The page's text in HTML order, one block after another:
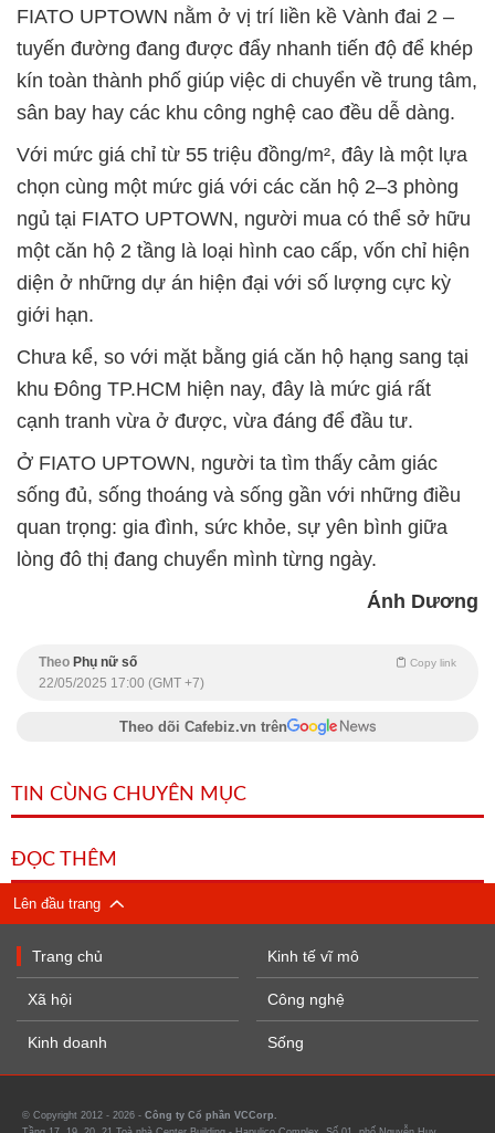
FIATO UPTOWN nằm ở vị trí liền kề Vành đai 2 –
tuyến đường đang được đẩy nhanh tiến độ để khép
kín toàn thành phố giúp việc di chuyển về trung tâm,
sân bay hay các khu công nghệ cao đều dễ dàng.
Với mức giá chỉ từ 55 triệu đồng/m², đây là một lựa
chọn cùng một mức giá với các căn hộ 2–3 phòng
ngủ tại FIATO UPTOWN, người mua có thể sở hữu
một căn hộ 2 tầng là loại hình cao cấp, vốn chỉ hiện
diện ở những dự án hiện đại với số lượng cực kỳ
giới hạn.
Chưa kể, so với mặt bằng giá căn hộ hạng sang tại
khu Đông TP.HCM hiện nay, đây là mức giá rất
cạnh tranh vừa ở được, vừa đáng để đầu tư.
Ở FIATO UPTOWN, người ta tìm thấy cảm giác
sống đủ, sống thoáng và sống gần với những điều
quan trọng: gia đình, sức khỏe, sự yên bình giữa
lòng đô thị đang chuyển mình từng ngày.
Ánh Dương
Theo Phụ nữ số Copy link
22/05/2025 17:00 (GMT +7)
Theo dõi Cafebiz.vn trên
TIN CÙNG CHUYÊN MỤC
ĐỌC THÊM
Lên đầu trang
Trang chủ
Xã hội
Kinh doanh
Kinh tế vĩ mô
Công nghệ
Sống
© Copyright 2012 - 2026 - Công ty Cổ phần VCCorp.